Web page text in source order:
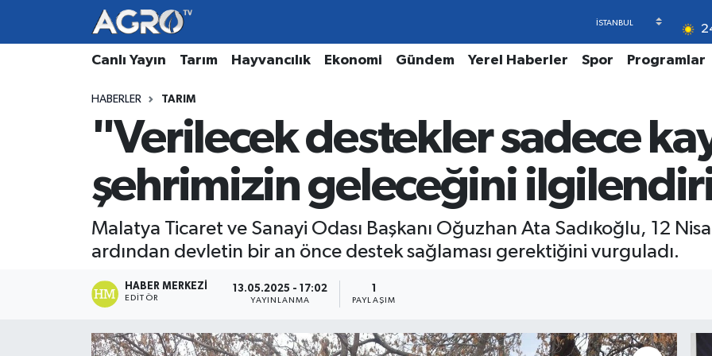
Canlı Yayın Tarım Hayvancılık Ekonomi Gündem Yerel Haberler Spor Programlar
HABERLER TARIM
"Verilecek destekler sadece
şehrimizin geleceğini
Malatya Ticaret ve Sanayi Odası Başkanı Oğuzhan Ata Sadıkoğlu, 12
ardından devletin bir an önce destek sağlaması gerektiğini vurguladı.
HABER MERKEZI
EDITÖR
13.05.2025 - 17:02
YAYINLANMA
1
PAYLAŞIM
Hava Durumu
Trafik Durumu
Süper Lig Puan Durumu ve Fikstür
Tüm Manşetler
Son Dakika Haberleri